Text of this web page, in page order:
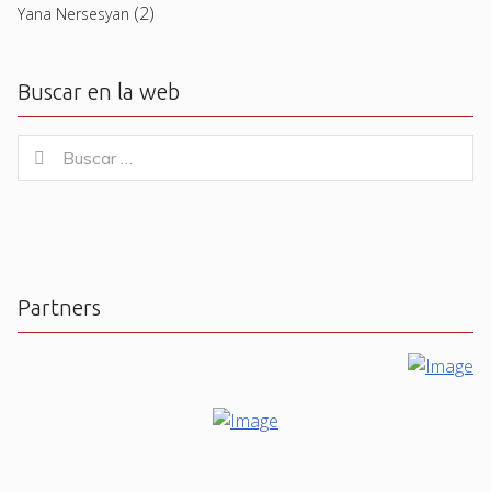
Yana Nersesyan (2)
Buscar en la web
for:
Buscar
Partners